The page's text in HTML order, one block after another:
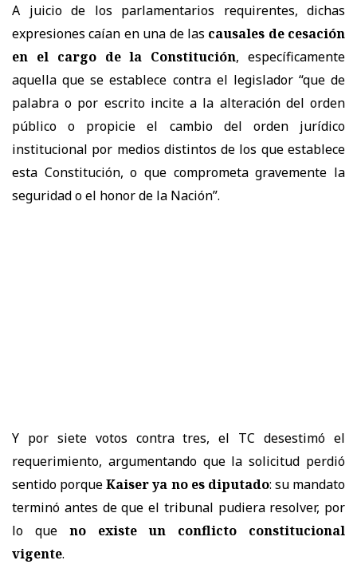
A juicio de los parlamentarios requirentes, dichas
expresiones caían en una de las causales de cesación
en el cargo de la Constitución, específicamente
aquella que se establece contra el legislador “que de
palabra o por escrito incite a la alteración del orden
público o propicie el cambio del orden jurídico
institucional por medios distintos de los que establece
esta Constitución, o que comprometa gravemente la
seguridad o el honor de la Nación”.
Y por siete votos contra tres, el TC desestimó el
requerimiento, argumentando que la solicitud perdió
sentido porqueKaiser ya no es diputado: su mandato
terminó antes de que el tribunal pudiera resolver, por
lo que no existe un conflicto constitucional
vigente.